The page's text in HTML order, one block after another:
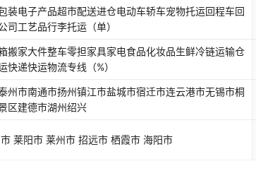
装电子产品超市配送进仓电动车轿车宠物托运回程车回
司工艺品行李托运 （单）
搬家大件整车零担家具家电食品化妆品生鲜冷链运输仓
快递快运物流专线 （%）
州市南通市扬州镇江市盐城市宿迁市连云港市无锡市桐
区建德市湖州绍兴
莱阳市 莱州市 招远市 栖霞市 海阳市